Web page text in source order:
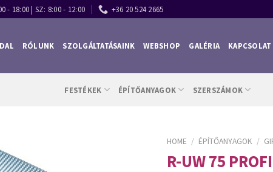
- 18:00 | SZ: 8:00 - 12:00 +36 20 524 2665
RÓLUNK SZOLGÁLTATÁSAINK WEBSHOP GALÉRIA KAPCSOLAT
FESTÉKEK ÉPÍTŐANYAGOK SZERSZÁMOK
HOME / ÉPÍTŐANYAGOK /
R-UW 75